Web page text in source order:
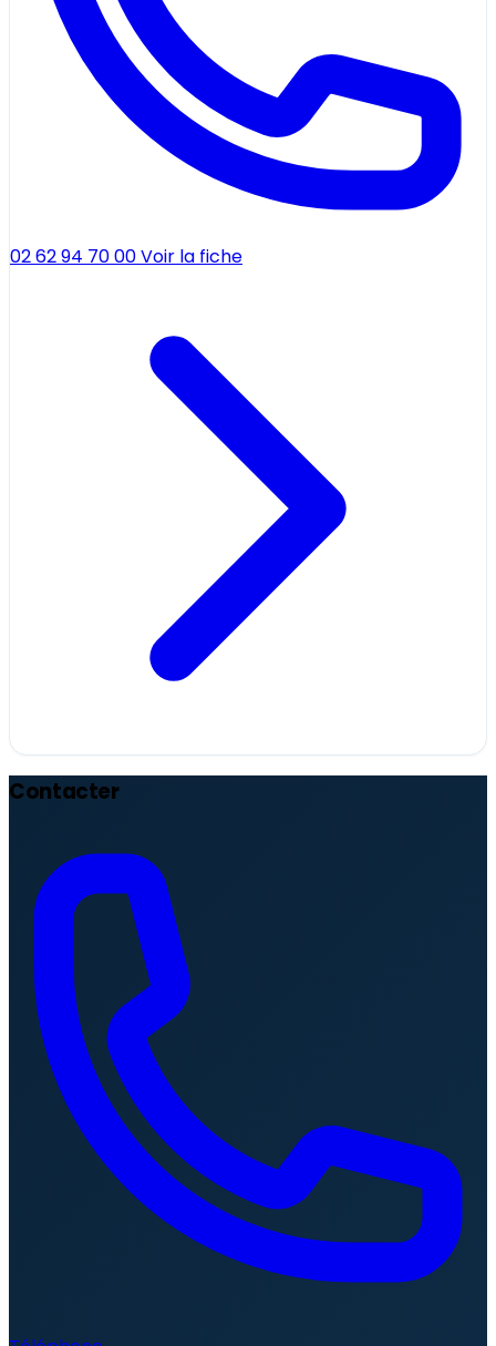
02 62 94 70 00Voir la fiche
Contacter